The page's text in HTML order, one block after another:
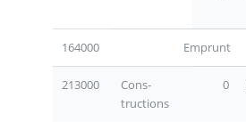
164000 Emprunt
213000
Cons-
tructions
0